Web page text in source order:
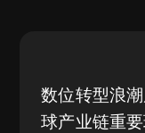
数位转型浪
球产业链重